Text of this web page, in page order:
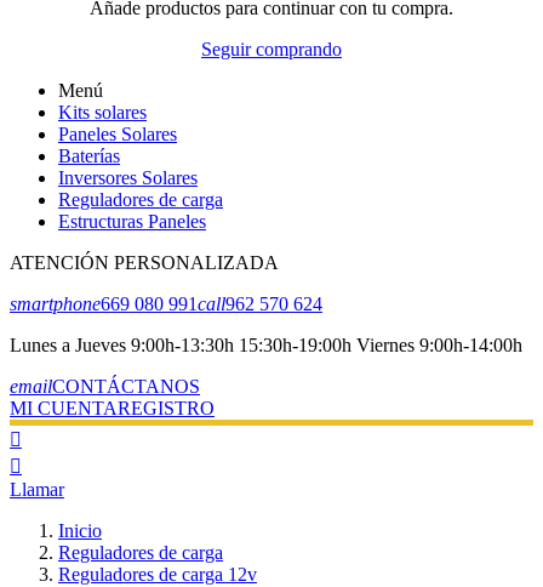
Añade productos para continuar con tu compra.
Seguir comprando
Menú
Kits solares
Paneles Solares
Baterías
Inversores Solares
Reguladores de carga
Estructuras Paneles
ATENCIÓN PERSONALIZADA
smartphone669 080 991call962 570 624
Lunes a Jueves 9:00h-13:30h 15:30h-19:00h Viernes 9:00h-14:00h
emailCONTÁCTANOS
MI CUENTAREGISTRO


Llamar
Inicio
Reguladores de carga
Reguladores de carga 12v